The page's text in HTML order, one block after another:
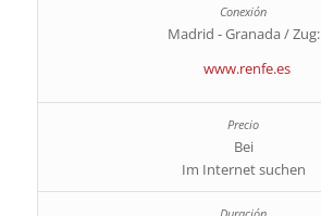
Madrid - Granada / Zug:
www.renfe.es
Bei
Im Internet suchen